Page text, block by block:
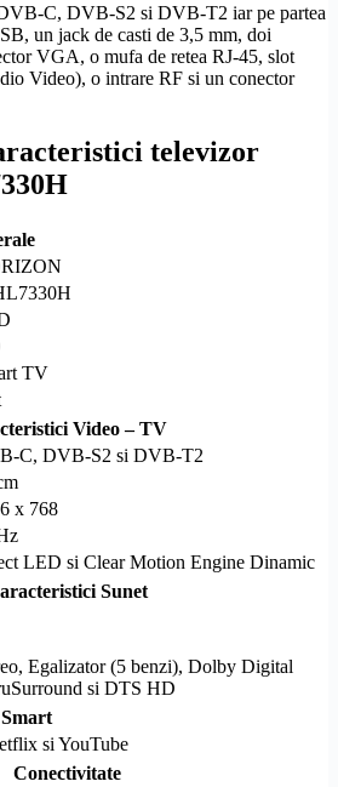
C, DVB-S2 si DVB-T2 iar pe partea
un jack de casti de 3,5 mm, doi
VGA, o mufa de retea RJ-45, slot
Video), o intrare RF si un conector
televizor
TV
Video – TV
C, DVB-S2 si DVB-T2
x 768
LED si Clear Motion Engine Dinamic
Sunet
Egalizator (5 benzi), Dolby Digital
si DTS HD
si YouTube
Conectivitate